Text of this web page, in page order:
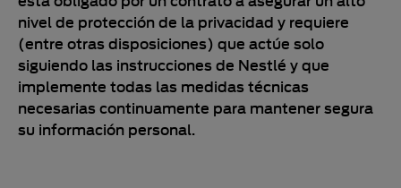
nivel de protección de la privacidad y requiere
(entre otras disposiciones) que actúe solo
siguiendo las instrucciones de Nestlé y que
implemente todas las medidas técnicas
necesarias continuamente para mantener segura
su información personal.